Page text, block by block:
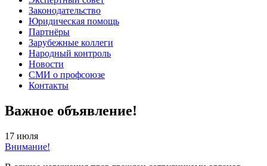
Законодательство
Юридическая помощь
Партнёры
Зарубежные коллеги
Народный контроль
Новости
СМИ о профсоюзе
Контакты
Важное объявление!
17 июля
Внимание!